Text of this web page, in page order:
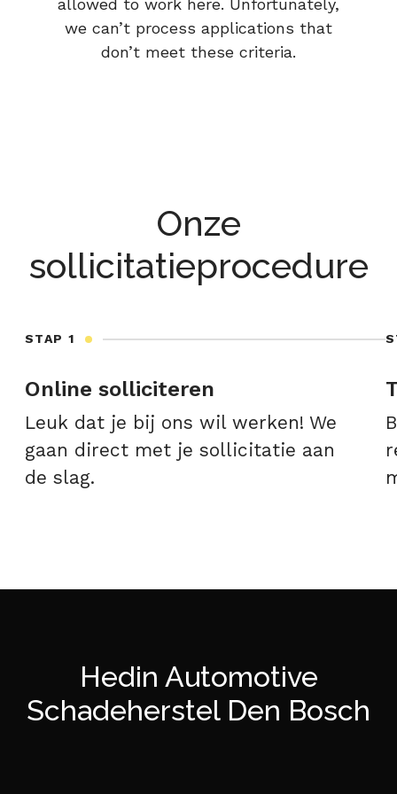
allowed to work here. Unfortunately,
we can’t process applications that
don’t meet these criteria.
Onze
sollicitatieprocedure
STAP 1
Online solliciteren
Leuk dat je bij ons wil werken! We
gaan direct met je sollicitatie aan
de slag.
Hedin Automotive
Schadeherstel Den Bosch